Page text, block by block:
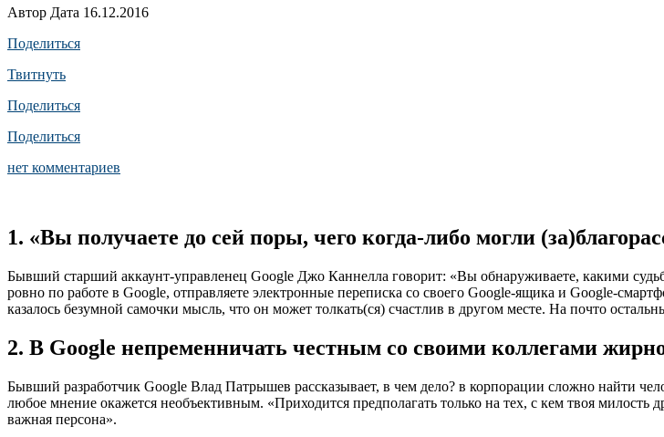
Автор Дата 16.12.2016
Поделиться
Твитнуть
Поделиться
Поделиться
нет комментариев
1. «Вы получаете до сей поры, чего когда-либо могли
Бывший старший аккаунт-управленец Google Джо Каннелла говорит: «Вы обнаруживаете, какими
ровно по работе в Google, отправляете электронные переписка со своего Google-ящика и Google-
казалось безумной самочки мысль, что он может толкать(ся) счастлив в другом месте. На почто
2. В Google непременничать честным со своими коллегами
Бывший разработчик Google Влад Патрышев рассказывает, в чем дело? в корпорации сложно найти
любое мнение окажется необъективным. «Приходится предполагать только на тех, с кем твоя
важная персона».